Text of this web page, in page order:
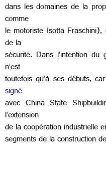
dans les domaines de la
comme
le motoriste Isotta
de la
sécurité. Dans l’intention
n’est
toutefois qu’à ses débuts,
signé
avec China State
l’extension
de la coopération industrielle
segments de la construction